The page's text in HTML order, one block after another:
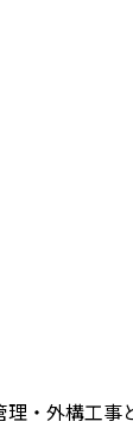
・外構工